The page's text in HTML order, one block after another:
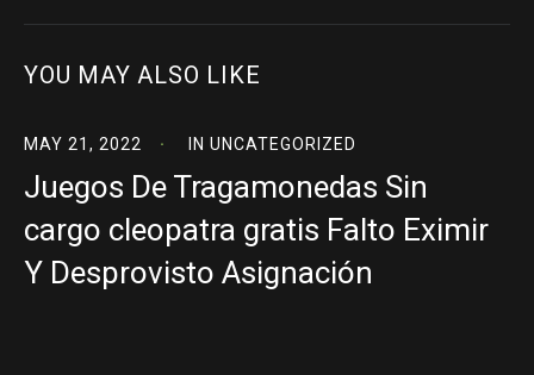
YOU MAY ALSO LIKE
MAY 21, 2022 IN UNCATEGORIZED
Juegos De Tragamonedas Sin
cargo cleopatra gratis Falto Eximir
Y Desprovisto Asignación